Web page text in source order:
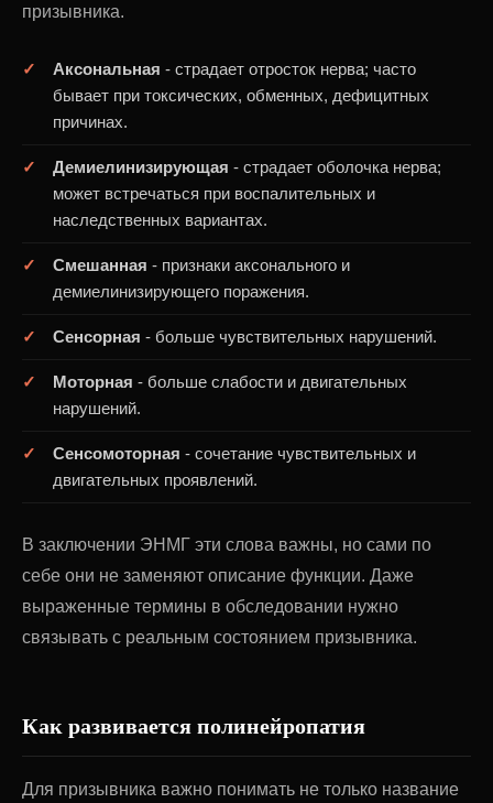
призывника.
Аксональная - страдает отросток нерва; часто
бывает при токсических, обменных, дефицитных
причинах.
Демиелинизирующая - страдает оболочка нерва;
может встречаться при воспалительных и
наследственных вариантах.
Смешанная - признаки аксонального и
демиелинизирующего поражения.
Сенсорная - больше чувствительных нарушений.
Моторная - больше слабости и двигательных
нарушений.
Сенсомоторная - сочетание чувствительных и
двигательных проявлений.
В заключении ЭНМГ эти слова важны, но сами по
себе они не заменяют описание функции. Даже
выраженные термины в обследовании нужно
связывать с реальным состоянием призывника.
Как развивается полинейропатия
Для призывника важно понимать не только название